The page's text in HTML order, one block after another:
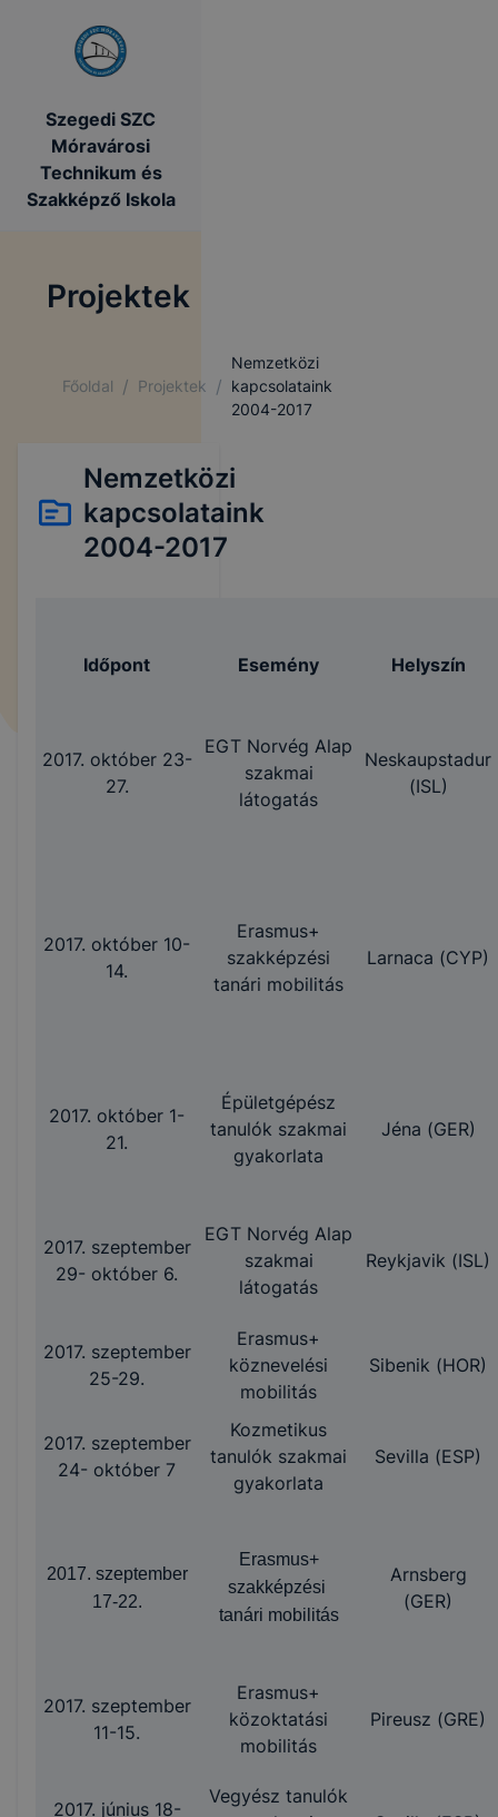
Szegedi SZC
Móravárosi
Technikum és
Szakképző Iskola
Projektek
Főoldal / Projektek /
Nemzetközi
kapcsolataink
2004-2017
Nemzetközi
kapcsolataink
2004-2017
Időpont Esemény Helyszín
2017. október 23-
27.
EGT Norvég Alap
szakmai
látogatás
Neskaupstadur
(ISL)
2017. október 10-
14.
Erasmus+
szakképzési
tanári mobilitás
Larnaca (CYP)
2017. október 1-
21.
Épületgépész
tanulók szakmai
gyakorlata
Jéna (GER)
2017. szeptember
29- október 6.
EGT Norvég Alap
szakmai
látogatás
Reykjavik (ISL)
2017. szeptember
25-29.
Erasmus+
köznevelési
mobilitás
Sibenik (HOR)
2017. szeptember
24- október 7
Kozmetikus
tanulók szakmai
gyakorlata
Sevilla (ESP)
2017. szeptember
17-22.
Erasmus+
szakképzési
tanári mobilitás
Arnsberg
(GER)
2017. szeptember
11-15.
Erasmus+
közoktatási
mobilitás
Pireusz (GRE)
2017. június 18-
Vegyész tanulók